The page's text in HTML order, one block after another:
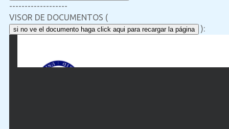
-------------------
VISOR DE DOCUMENTOS (
si no ve el documento haga click aqui para recargar la página ):